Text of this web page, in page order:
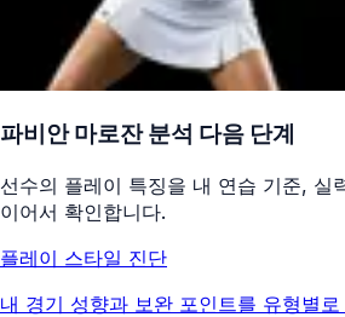
파비안 마로잔분석 다음 단계
선수의 플레이 특징을 내 연습 기준, 실
이어서 확인합니다.
플레이 스타일 진단
내 경기 성향과 보완 포인트를 유형별로